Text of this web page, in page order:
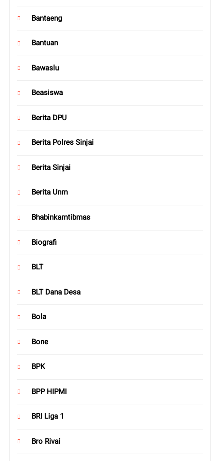
Bantaeng
Bantuan
Bawaslu
Beasiswa
Berita DPU
Berita Polres Sinjai
Berita Sinjai
Berita Unm
Bhabinkamtibmas
Biografi
BLT
BLT Dana Desa
Bola
Bone
BPK
BPP HIPMI
BRI Liga 1
Bro Rivai